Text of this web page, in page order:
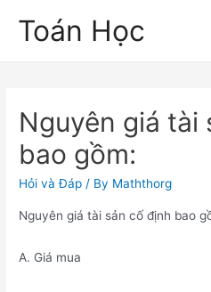
Toán Học
Nguyên giá tài
bao gồm:
Hỏi và Đáp / By Maththorg
Nguyên giá tài sản cố định bao
A. Giá mua